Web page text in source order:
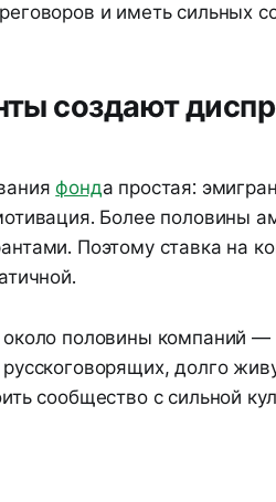
и иметь сильных
создают
фонда простая:
Более половины
Поэтому ставка на
половины компаний —
долго
сообщество с сильной